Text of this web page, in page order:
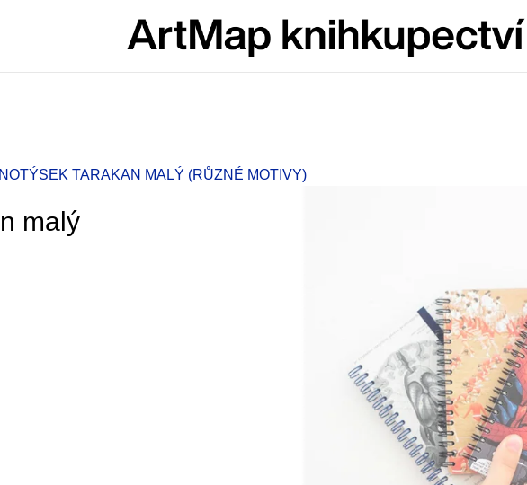
NOTÝSEK TARAKAN MALÝ (RŮZNÉ MOTIVY)
malý
VÝVAR
NEJEN
300 Kč
Původně: 350